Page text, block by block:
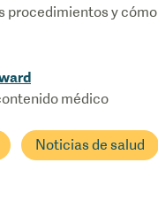
procedimientos y cómo
médico
Noticias de salud